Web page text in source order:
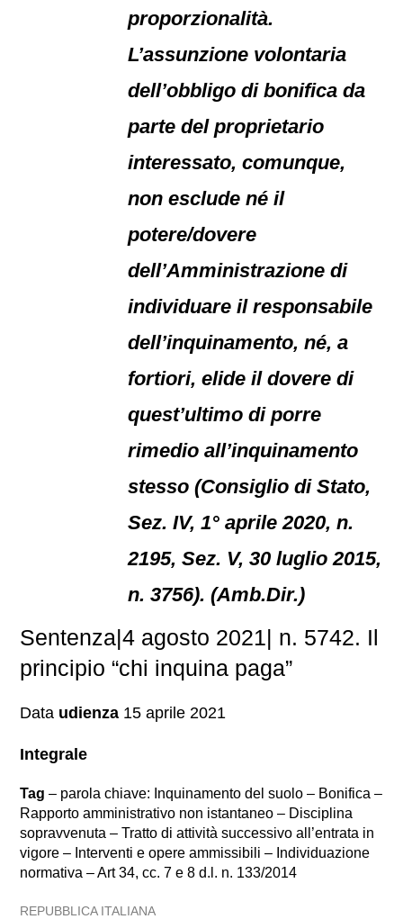
proporzionalità.
L’assunzione volontaria
dell’obbligo di bonifica da
parte del proprietario
interessato, comunque,
non esclude né il
potere/dovere
dell’Amministrazione di
individuare il responsabile
dell’inquinamento, né, a
fortiori, elide il dovere di
quest’ultimo di porre
rimedio all’inquinamento
stesso (Consiglio di Stato,
Sez. IV, 1° aprile 2020, n.
2195, Sez. V, 30 luglio 2015,
n. 3756). (Amb.Dir.)
Sentenza|4 agosto 2021| n. 5742. Il
principio “chi inquina paga”
Data udienza 15 aprile 2021
Integrale
Tag – parola chiave: Inquinamento del suolo – Bonifica –
Rapporto amministrativo non istantaneo – Disciplina
sopravvenuta – Tratto di attività successivo all’entrata in
vigore – Interventi e opere ammissibili – Individuazione
normativa – Art 34, cc. 7 e 8 d.l. n. 133/2014
REPUBBLICA ITALIANA